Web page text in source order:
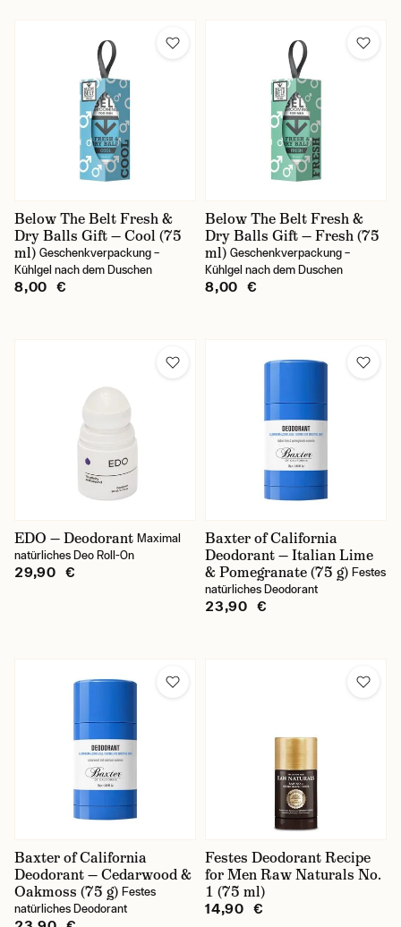
blumig/kräuterlich
holzig
zitrisch
Below The Belt Fresh &
Dry Balls Gift — Cool (75
ml) Geschenkverpackung –
Kühlgel nach dem Duschen
8,00 €
Below The Belt Fresh &
Dry Balls Gift — Fresh (75
ml) Geschenkverpackung –
Kühlgel nach dem Duschen
8,00 €
EDO — Deodorant Maximal
natürliches Deo Roll-On
29,90 €
Baxter of California
Deodorant — Italian Lime
& Pomegranate (75 g) Festes
natürliches Deodorant
23,90 €
Baxter of California
Deodorant — Cedarwood &
Oakmoss (75 g) Festes
natürliches Deodorant
Festes Deodorant Recipe
for Men Raw Naturals No.
1 (75 ml)
14,90 €